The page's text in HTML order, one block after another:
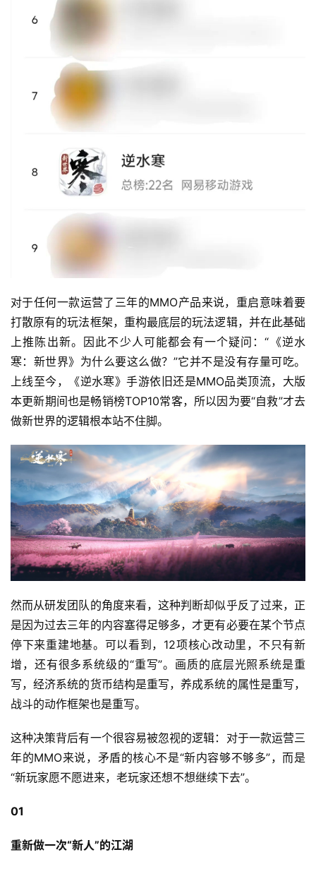
对于任何一款运营了三年的MMO产品来说，重启意味着要
打散原有的玩法框架，重构最底层的玩法逻辑，并在此基础
上推陈出新。因此不少人可能都会有一个疑问：“《逆水
寒：新世界》为什么要这么做？”它并不是没有存量可吃。
上线至今，《逆水寒》手游依旧还是MMO品类顶流，大版
本更新期间也是畅销榜TOP10常客，所以因为要“自救”才去
做新世界的逻辑根本站不住脚。
然而从研发团队的角度来看，这种判断却似乎反了过来，正
是因为过去三年的内容塞得足够多，才更有必要在某个节点
停下来重建地基。可以看到，12项核心改动里，不只有新
增，还有很多系统级的“重写”。画质的底层光照系统是重
写，经济系统的货币结构是重写，养成系统的属性是重写，
战斗的动作框架也是重写。
这种决策背后有一个很容易被忽视的逻辑：对于一款运营三
年的MMO来说，矛盾的核心不是“新内容够不够多”，而是
“新玩家愿不愿进来，老玩家还想不想继续下去”。
01
重新做一次“新人”的江湖